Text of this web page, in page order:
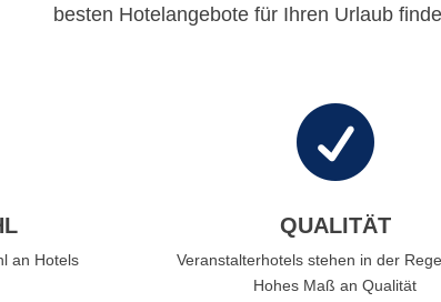
besten Hotelangebote für Ihren Urlaub
an Hotels

QUALITÄT
Veranstalterhotels stehen in der
Hohes Maß an Qualität